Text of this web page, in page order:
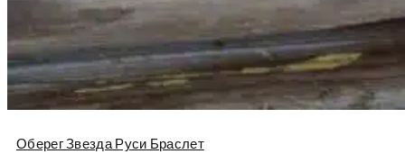
Оберег Звезда Руси Браслет